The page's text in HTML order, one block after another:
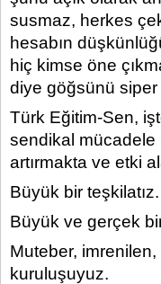
susmaz, herkes
hesabın
hiç kimse öne
diye göğsünü siper
Türk Eğitim-Sen,
sendikal mücadele
artırmakta ve etki
Büyük bir teşkilatız.
Büyük ve gerçek
Muteber,
kuruluşuyuz.